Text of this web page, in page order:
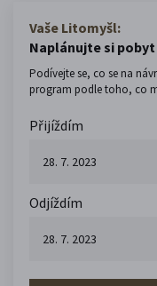
Vaše Litomyšl:
Naplánujte si pobyt
Podívejte se, co se na
program podle toho, co
Přijíždím
Odjíždím